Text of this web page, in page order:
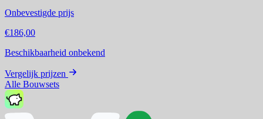
Onbevestigde prijs
€186,00
Beschikbaarheid onbekend
Vergelijk prijzen
Alle Bouwsets